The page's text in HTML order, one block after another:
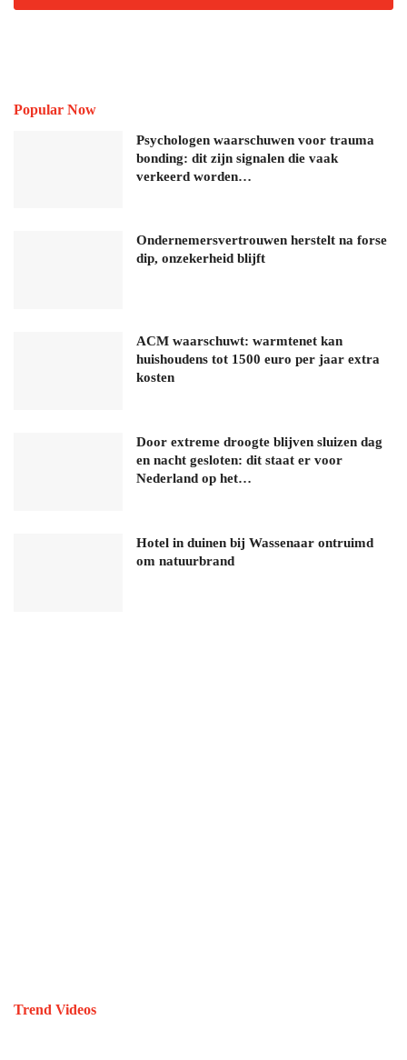
Popular Now
Psychologen waarschuwen voor trauma
bonding: dit zijn signalen die vaak
verkeerd worden…
Ondernemersvertrouwen herstelt na forse
dip, onzekerheid blijft
ACM waarschuwt: warmtenet kan
huishoudens tot 1500 euro per jaar extra
kosten
Door extreme droogte blijven sluizen dag
en nacht gesloten: dit staat er voor
Nederland op het…
Hotel in duinen bij Wassenaar ontruimd
om natuurbrand
Trend Videos